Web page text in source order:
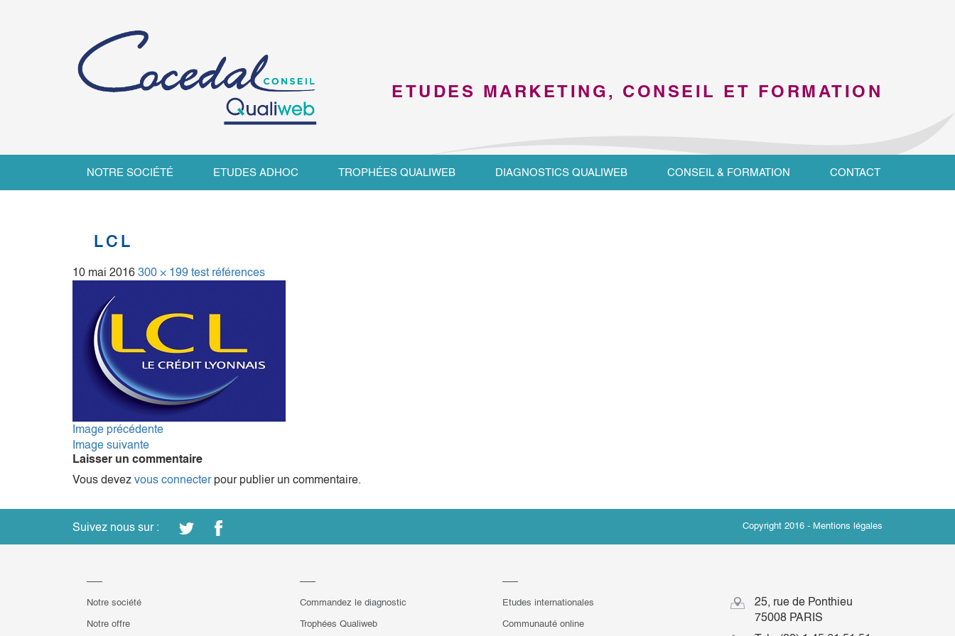
ETUDES MARKETING, CONSEIL ET FORMATION
NOTRE SOCIÉTÉ ETUDES ADHOC TROPHÉES QUALIWEB DIAGNOSTICS QUALIWEB CONSEIL & FORMATION CONTACT
LCL
10 mai 2016 300 × 199 test références
Image précédente
Image suivante
Laisser un commentaire
Vous devez vous connecterpour publier un commentaire.
Suivez nous sur : Copyright 2016 - Mentions légales
Notre société
Notre offre
Commandez le diagnostic
Trophées Qualiweb
Etudes internationales
Communauté online
25, rue de Ponthieu
75008 PARIS